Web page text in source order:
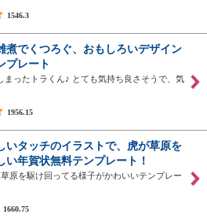
1546.3
煮でくつろぐ、おもしろいデザイン
プレート
まったトラくん♪ とても気持ち良さそうで、気
1956.15
いタッチのイラストで、虎が草原を
い年賀状無料テンプレート！
原を駆け回ってる様子がかわいいテンプレー
1660.75